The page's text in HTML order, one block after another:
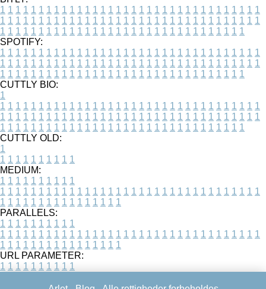
1 1 1 1 1 1 1 1 1 1 1 1 1 1 1 1 1 1 1 1 1 1 1 1 1 1 1 1 1 1 1 1 1 1
1 1 1 1 1 1 1 1 1 1 1 1 1 1 1 1 1 1 1 1 1 1 1 1 1 1 1 1 1 1 1 1 1 1
1 1 1 1 1 1 1 1 1 1 1 1 1 1 1 1 1 1 1 1 1 1 1 1 1 1 1 1 1 1 1 1
SPOTIFY:
1 1 1 1 1 1 1 1 1 1 1 1 1 1 1 1 1 1 1 1 1 1 1 1 1 1 1 1 1 1 1 1 1 1
1 1 1 1 1 1 1 1 1 1 1 1 1 1 1 1 1 1 1 1 1 1 1 1 1 1 1 1 1 1 1 1 1 1
1 1 1 1 1 1 1 1 1 1 1 1 1 1 1 1 1 1 1 1 1 1 1 1 1 1 1 1 1 1 1 1
CUTTLY BIO:
1
1 1 1 1 1 1 1 1 1 1 1 1 1 1 1 1 1 1 1 1 1 1 1 1 1 1 1 1 1 1 1 1 1 1
1 1 1 1 1 1 1 1 1 1 1 1 1 1 1 1 1 1 1 1 1 1 1 1 1 1 1 1 1 1 1 1 1 1
1 1 1 1 1 1 1 1 1 1 1 1 1 1 1 1 1 1 1 1 1 1 1 1 1 1 1 1 1 1 1 1
CUTTLY OLD:
1
1 1 1 1 1 1 1 1 1 1
MEDIUM:
1 1 1 1 1 1 1 1 1 1
1 1 1 1 1 1 1 1 1 1 1 1 1 1 1 1 1 1 1 1 1 1 1 1 1 1 1 1 1 1 1 1 1 1
1 1 1 1 1 1 1 1 1 1 1 1 1 1 1 1
PARALLELS:
1 1 1 1 1 1 1 1 1 1
1 1 1 1 1 1 1 1 1 1 1 1 1 1 1 1 1 1 1 1 1 1 1 1 1 1 1 1 1 1 1 1 1 1
1 1 1 1 1 1 1 1 1 1 1 1 1 1 1 1
URL PARAMETER:
1 1 1 1 1 1 1 1 1 1